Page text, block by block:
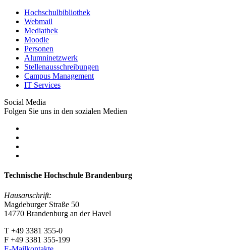
Hochschulbibliothek
Webmail
Mediathek
Moodle
Personen
Alumninetzwerk
Stellenausschreibungen
Campus Management
IT Services
Social Media
Folgen Sie uns in den sozialen Medien
Technische Hochschule Brandenburg
Hausanschrift:
Magdeburger Straße 50
14770 Brandenburg an der Havel
T +49 3381 355-0
F +49 3381 355-199